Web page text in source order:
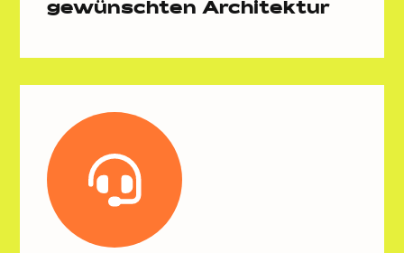
gewünschten Architektur